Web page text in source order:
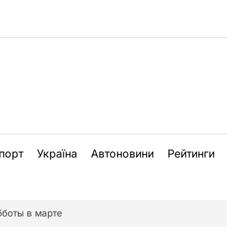
Україна Автоновини Рейтинги
в марте